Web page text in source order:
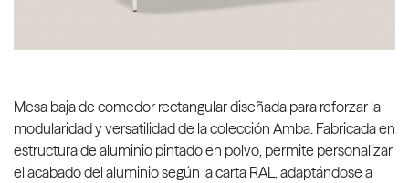
Mesa baja de comedor rectangular diseñada para reforzar la
modularidad y versatilidad de la colección Amba. Fabricada en
estructura de aluminio pintado en polvo, permite personalizar
el acabado del aluminio según la carta RAL, adaptándose a